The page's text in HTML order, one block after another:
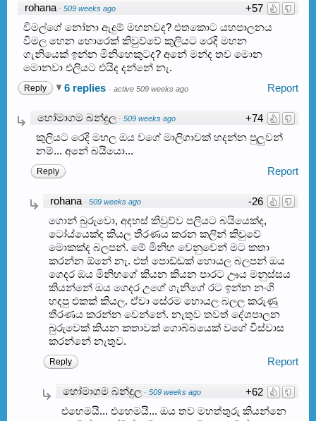
+57
rohana · 509 weeks ago
විමල්ගේ නෝනා ඇදුම් මහනවද? එතකොට යහපාලනය
විමල හෙන හොරෙක් කිවුව්වේ කුලියට රෙදි මහන
ගැනියෙක් ඉන්න මිනිහෙකුටද? අනේ මන්ද තව මොන
මොනවා එලියට එයිද දන්නේ නැ.
Report
Reply 6 replies · active 509 weeks ago
+74
හෝමාගම බන්දුල · 509 weeks ago
කුලියට රෙදි මහල ඔය වගේ මාලිගාවක් හදන්න පුලුවන්
නම්... අනේ බයියො...
Report
Reply
-26
rohana · 509 weeks ago
ගොන් බුරුවො, අදහස් කිවුව්ව පලියට බයියෙක්ද,
ටෝය්යෙක්ද කියල තීරණය කරන කලින් කිවුවේ
මොකක්ද බලපන්. මේ මිනිහ වෙනුවෙන් මට කතා
කරන්න ඕනේ නැ. එත් පොඩ්ඩක් හොයල බලපන් ඔය
ගෙදර ඔය මිනිහගේ කියන කියන පාරට ඌය මනුස්සය
කියන්නේ ඔය ගෙදර උගේ ගැනිගේ රට ඉන්න නංගි
හදපු එකක් කියල. ඒවා සේරම හොයල බලල කරුණු
තීරණය කරන්න වෙන්නේ. නැතුව තවත් දේශපාලන
බුරුවෙක් කියන කතාවක් ගොබ්බයෙක් වගේ විස්වාස
කරන්නේ නැතුව.
Report
Reply
+62
හෝමාගම බන්දුල · 509 weeks ago
එහෙමයි... එහෙමයි... ඔය තව මහත්තුරු කියන්නෙ